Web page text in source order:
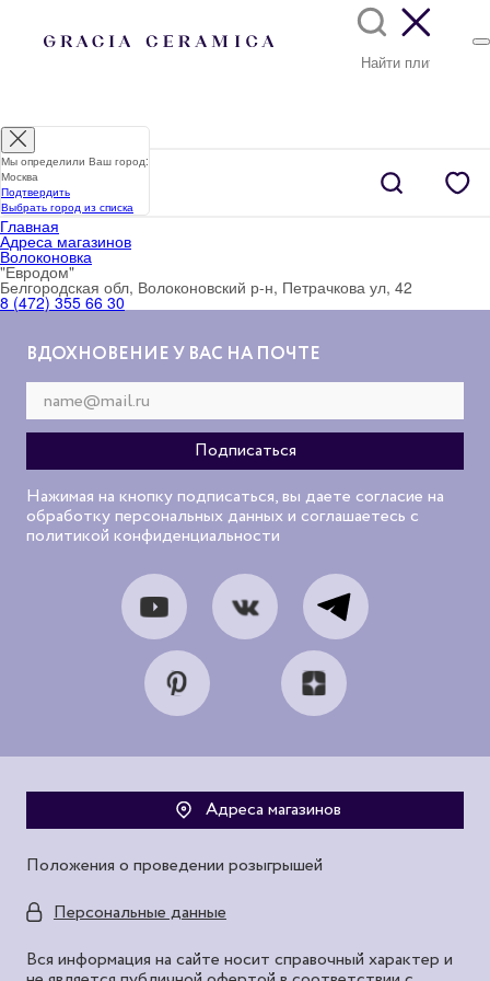
Главная
Адреса магазинов
Волоконовка
"Евродом"
Белгородская обл, Волоконовский р-н, Петрачкова ул, 42
8 (472) 355 66 30
ВДОХНОВЕНИЕ У ВАС НА ПОЧТЕ
Нажимая на кнопку подписаться, вы даете согласие на
обработку персональных данных и соглашаетесь с
политикой конфиденциальности
Адреса магазинов
Положения о проведении розыгрышей
Персональные данные
Вся информация на сайте носит справочный характер и
Мы определили Ваш город:
Москва
Подтвердить
Выбрать город из списка